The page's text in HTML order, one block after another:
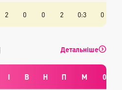
2 0 0 2 0:3 0
Детальніше
І В Н П М 0